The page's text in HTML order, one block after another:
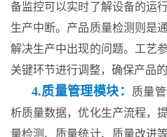
备监控可以实时了解设备的运
生产中断。产品质量检测则是
解决生产中出现的问题。工艺
关键环节进行调整，确保产品
4.质量管理模块：
质量
析质量数据，优化生产流程，
量检测、质量统计、质量改进